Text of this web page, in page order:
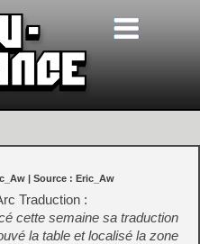
| Source : Eric_Aw
Traduction :
cette semaine sa traduction
la table et localisé la zone